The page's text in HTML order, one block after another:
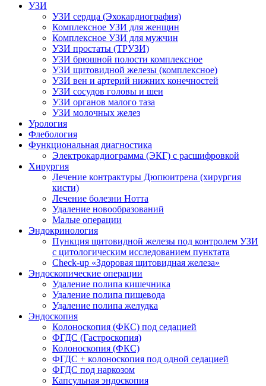
УЗИ
УЗИ сердца (Эхокардиография)
Комплексное УЗИ для женщин
Комплексное УЗИ для мужчин
УЗИ простаты (ТРУЗИ)
УЗИ брюшной полости комплексное
УЗИ щитовидной железы (комплексное)
УЗИ вен и артерий нижних конечностей
УЗИ сосудов головы и шеи
УЗИ органов малого таза
УЗИ молочных желез
Урология
Флебология
Функциональная диагностика
Электрокардиограмма (ЭКГ) с расшифровкой
Хирургия
Лечение контрактуры Дюпюитрена (хирургия
кисти)
Лечение болезни Нотта
Удаление новообразований
Малые операции
Эндокринология
Пункция щитовидной железы под контролем УЗИ
с цитологическим исследованием пунктата
Check-up «Здоровая щитовидная железа»
Эндоскопические операции
Удаление полипа кишечника
Удаление полипа пищевода
Удаление полипа желудка
Эндоскопия
Колоноскопия (ФКС) под седацией
ФГДС (Гастроскопия)
Колоноскопия (ФКС)
ФГДС + колоноскопия под одной седацией
ФГДС под наркозом
Капсульная эндоскопия